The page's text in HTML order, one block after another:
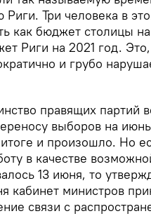
Риги. Три человека в
как бюджет столицы
Риги на 2021 год.
и грубо
правящих партий
выборов на
итоге и произошло. Но
в качестве
13 июня, то
кабинет министров
связи с